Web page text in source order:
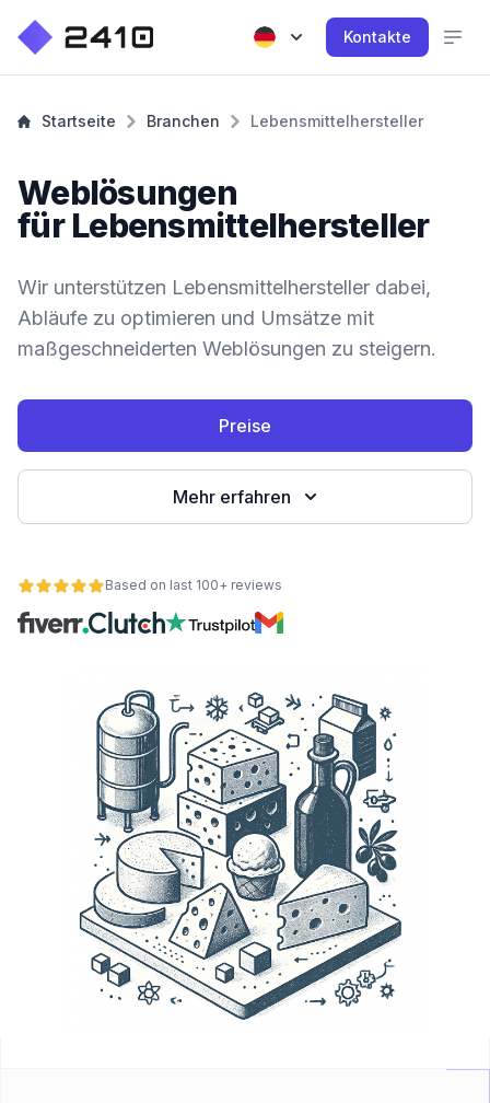
Kontakte
Startseite Branchen Lebensmittelhersteller
Weblösungen
für Lebensmittelhersteller
Wir unterstützen Lebensmittelhersteller dabei,
Abläufe zu optimieren und Umsätze mit
maßgeschneiderten Weblösungen zu steigern.
Preise
Mehr erfahren
Based on last 100+ reviews